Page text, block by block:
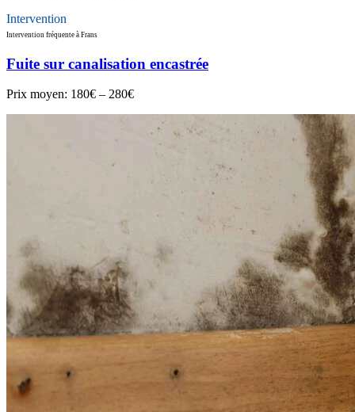
Intervention
Intervention fréquente à Frans
Fuite sur canalisation encastrée
Prix moyen: 180€ – 280€